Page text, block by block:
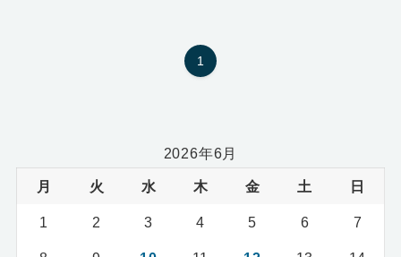
1
2026年6月
月 火 水 木 金 土 日
1 2 3 4 5 6 7